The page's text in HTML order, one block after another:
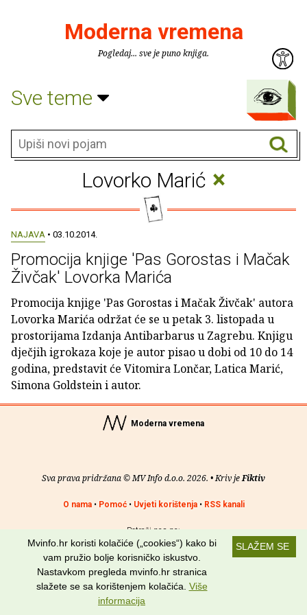
Moderna vremena
Pogledaj... sve je puno knjiga.
Sve teme
Lovorko Marić ×
NAJAVA • 03.10.2014.
Promocija knjige 'Pas Gorostas i Mačak
Živčak' Lovorka Marića
Promocija knjige 'Pas Gorostas i Mačak Živčak' autora
Lovorka Marića održat će se u petak 3. listopada u
prostorijama Izdanja Antibarbarus u Zagrebu. Knjigu
dječjih igrokaza koje je autor pisao u dobi od 10 do 14
godina, predstavit će Vitomira Lončar, Latica Marić,
Simona Goldstein i autor.
Moderna vremena
Sva prava pridržana © MV Info d.o.o. 2026. • Kriv jeFiktiv
O nama• Pomoć• Uvjeti korištenja• RSS kanali
Potraži nas na:
SLAŽEM SE
Mvinfo.hr koristi kolačiće („cookies“) kako bi
vam pružio bolje korisničko iskustvo.
Nastavkom pregleda mvinfo.hr stranica
slažete se sa korištenjem kolačića. Više
informacija